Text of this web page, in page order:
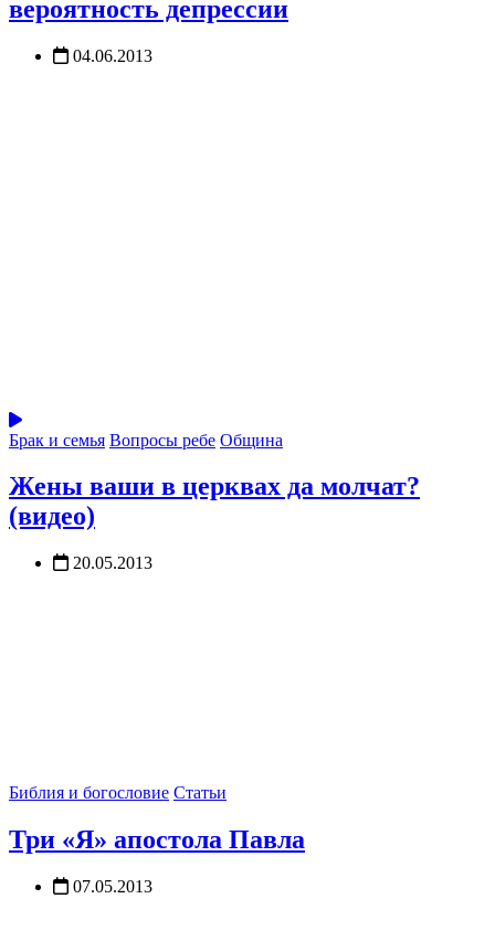
вероятность депрессии
04.06.2013
Брак и семья Вопросы ребе Община
Жены ваши в церквах да молчат?
(видео)
20.05.2013
Библия и богословие Статьи
Три «Я» апостола Павла
07.05.2013